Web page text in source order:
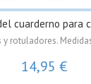
cuarderno para
rotuladores.
14,95 €